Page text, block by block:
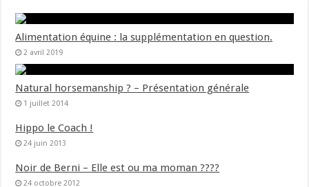
Alimentation équine : la supplémentation en question.
2 avril 2019
Natural horsemanship ? – Présentation générale
1 juillet 2014
Hippo le Coach !
24 juin 2013
Noir de Berni – Elle est ou ma moman ????
24 octobre 2012